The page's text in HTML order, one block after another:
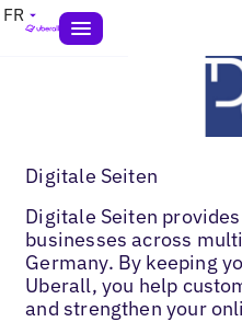
FR
Digitale Seiten
Digitale Seiten
businesses across
Germany. By keeping
Uberall, you help
and strengthen your